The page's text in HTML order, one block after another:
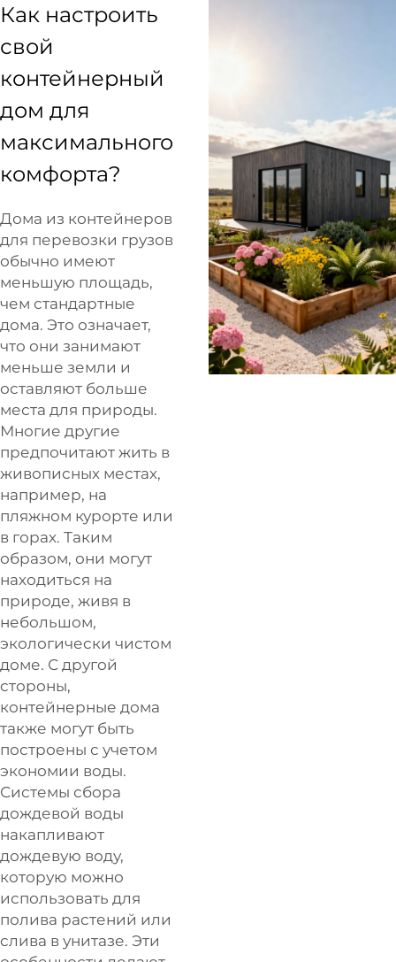
Как настроить
свой
контейнерный
дом для
максимального
комфорта?
Дома из контейнеров
для перевозки грузов
обычно имеют
меньшую площадь,
чем стандартные
дома. Это означает,
что они занимают
меньше земли и
оставляют больше
места для природы.
Многие другие
предпочитают жить в
живописных местах,
например, на
пляжном курорте или
в горах. Таким
образом, они могут
находиться на
природе, живя в
небольшом,
экологически чистом
доме. С другой
стороны,
контейнерные дома
также могут быть
построены с учетом
экономии воды.
Системы сбора
дождевой воды
накапливают
дождевую воду,
которую можно
использовать для
полива растений или
слива в унитазе. Эти